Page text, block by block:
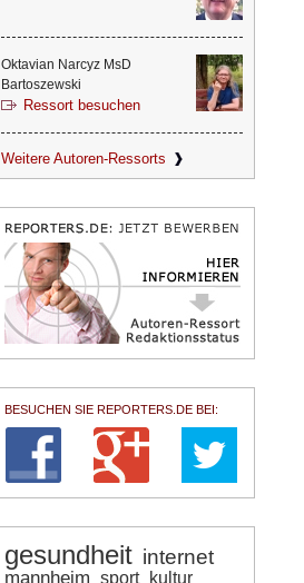
Oktavian Narcyz MsD
Bartoszewski
Ressort besuchen
Weitere Autoren-Ressorts
BESUCHEN SIE REPORTERS.DE BEI:
gesundheit internet
mannheim sport
kultur